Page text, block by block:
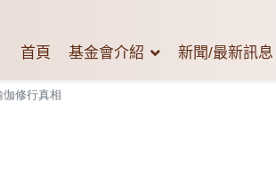
首頁 基金會介紹 新聞/最新訊息
伽修行真相